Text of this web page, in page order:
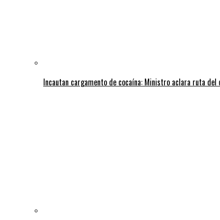
Incautan cargamento de cocaína: Ministro aclara ruta del